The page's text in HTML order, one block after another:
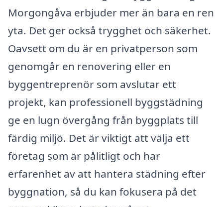
Morgongåva erbjuder mer än bara en ren
yta. Det ger också trygghet och säkerhet.
Oavsett om du är en privatperson som
genomgår en renovering eller en
byggentreprenör som avslutar ett
projekt, kan professionell byggstädning
ge en lugn övergång från byggplats till
färdig miljö. Det är viktigt att välja ett
företag som är pålitligt och har
erfarenhet av att hantera städning efter
byggnation, så du kan fokusera på det